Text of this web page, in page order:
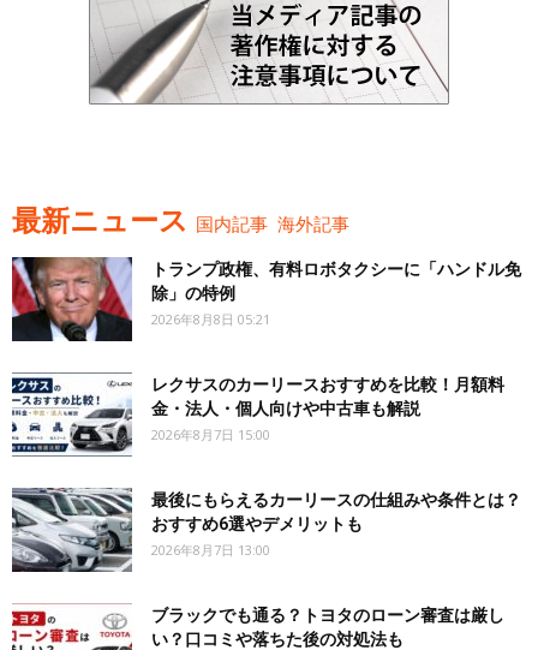
最新ニュース 国内記事 海外記事
トランプ政権、有料ロボタクシーに「ハンドル免
除」の特例
2026年8月8日 05:21
レクサスのカーリースおすすめを比較！月額料
金・法人・個人向けや中古車も解説
2026年8月7日 15:00
最後にもらえるカーリースの仕組みや条件とは？
おすすめ6選やデメリットも
2026年8月7日 13:00
ブラックでも通る？トヨタのローン審査は厳し
い？口コミや落ちた後の対処法も